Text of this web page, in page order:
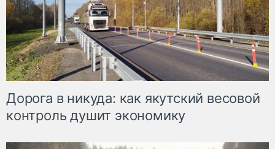
Дорога в никуда: как якутский весовой
контроль душит экономику